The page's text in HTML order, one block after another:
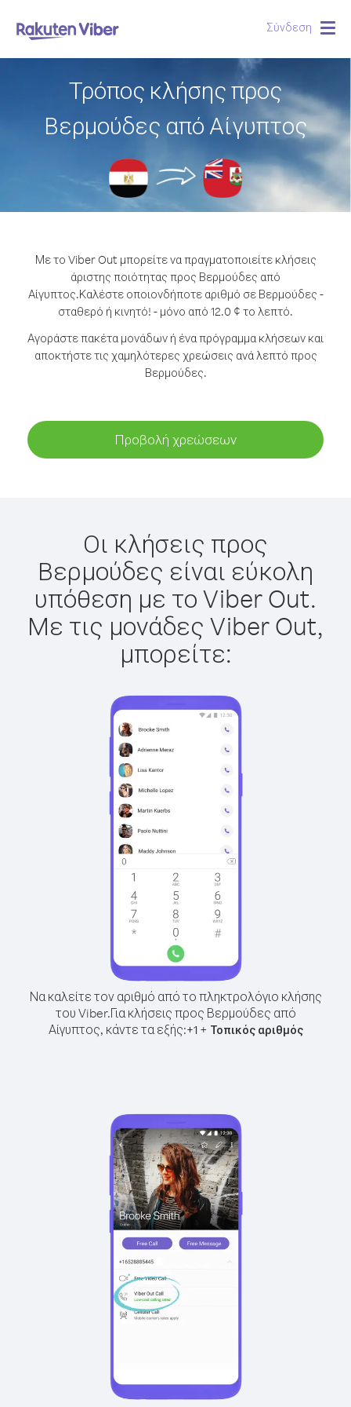
Σύνδεση
Τρόπος κλήσης προς
Βερμούδες από Αίγυπτος
Με το Viber Out μπορείτε να πραγματοποιείτε κλήσεις
άριστης ποιότητας προς Βερμούδες από
Αίγυπτος.Καλέστε οποιονδήποτε αριθμό σε Βερμούδες -
σταθερό ή κινητό! - μόνο από 12.0 ¢ το λεπτό.
Αγοράστε πακέτα μονάδων ή ένα πρόγραμμα κλήσεων και
αποκτήστε τις χαμηλότερες χρεώσεις ανά λεπτό προς
Βερμούδες.
Προβολή χρεώσεων
Οι κλήσεις προς
Βερμούδες είναι εύκολη
υπόθεση με το Viber Out.
Με τις μονάδες Viber Out,
μπορείτε:
Να καλείτε τον αριθμό από το πληκτρολόγιο κλήσης
του Viber.Για κλήσεις προς Βερμούδες από
Αίγυπτος, κάντε τα εξής:+1+ Τοπικός αριθμός